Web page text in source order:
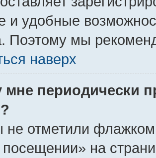
и удобные
Поэтому мы
наверх
мне периодически
не отметили флажком
на